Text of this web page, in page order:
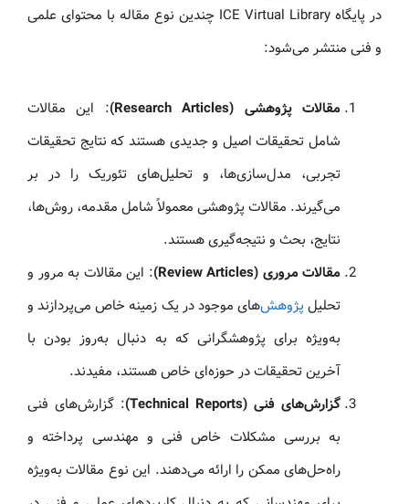
در پایگاه ICE Virtual Library چندین نوع مقاله با محتوای علمی
و فنی منتشر می‌شود:
مقالات پژوهشی (Research Articles)
: این مقالات
شامل تحقیقات اصیل و جدیدی هستند که نتایج تحقیقات
تجربی، مدل‌سازی‌ها، و تحلیل‌های تئوریک را در بر
می‌گیرند. مقالات پژوهشی معمولاً شامل مقدمه، روش‌ها،
نتایج، بحث و نتیجه‌گیری هستند.
مقالات مروری (Review Articles)
: این مقالات به مرور و
تحلیل پژوهش‌های موجود در یک زمینه خاص می‌پردازند و
به‌ویژه برای پژوهشگرانی که به دنبال به‌روز بودن با
آخرین تحقیقات در حوزه‌ای خاص هستند، مفیدند.
گزارش‌های فنی (Technical Reports)
: گزارش‌های فنی
به بررسی مشکلات خاص فنی و مهندسی پرداخته و
راه‌حل‌های ممکن را ارائه می‌دهند. این نوع مقالات به‌ویژه